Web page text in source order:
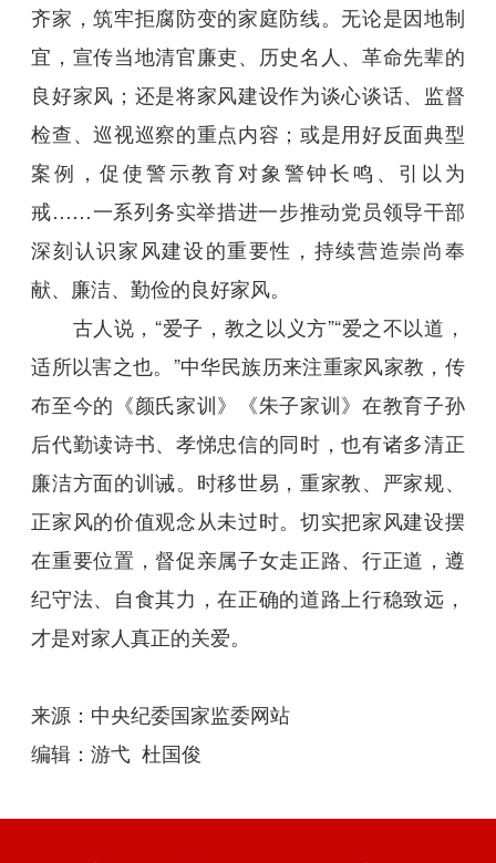
齐家，筑牢拒腐防变的家庭防线。无论是因地制
宜，宣传当地清官廉吏、历史名人、革命先辈的
良好家风；还是将家风建设作为谈心谈话、监督
检查、巡视巡察的重点内容；或是用好反面典型
案例，促使警示教育对象警钟长鸣、引以为
戒……一系列务实举措进一步推动党员领导干部
深刻认识家风建设的重要性，持续营造崇尚奉
献、廉洁、勤俭的良好家风。
古人说，“爱子，教之以义方”“爱之不以道，
适所以害之也。”中华民族历来注重家风家教，传
布至今的《颜氏家训》《朱子家训》在教育子孙
后代勤读诗书、孝悌忠信的同时，也有诸多清正
廉洁方面的训诫。时移世易，重家教、严家规、
正家风的价值观念从未过时。切实把家风建设摆
在重要位置，督促亲属子女走正路、行正道，遵
纪守法、自食其力，在正确的道路上行稳致远，
才是对家人真正的关爱。
来源：中央纪委国家监委网站
编辑：游弋 杜国俊